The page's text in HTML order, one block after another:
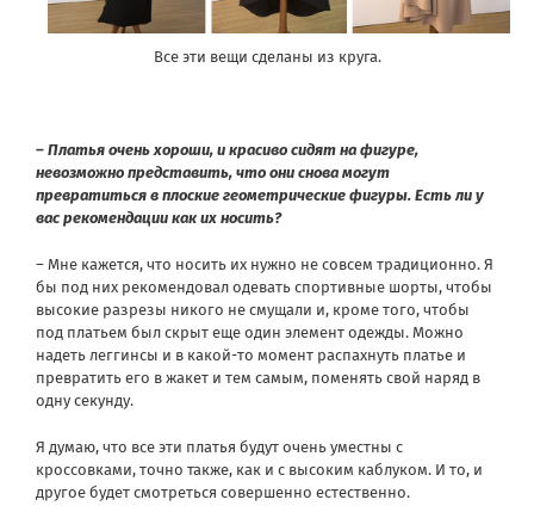
Все эти вещи сделаны из круга.
– Платья очень хороши, и красиво сидят на фигуре,
невозможно представить, что они снова могут
превратиться в плоские геометрические фигуры. Есть ли у
вас рекомендации как их носить?
– Мне кажется, что носить их нужно не совсем традиционно. Я
бы под них рекомендовал одевать спортивные шорты, чтобы
высокие разрезы никого не смущали и, кроме того, чтобы
под платьем был скрыт еще один элемент одежды. Можно
надеть леггинсы и в какой-то момент распахнуть платье и
превратить его в жакет и тем самым, поменять свой наряд в
одну секунду.
Я думаю, что все эти платья будут очень уместны с
кроссовками, точно также, как и с высоким каблуком. И то, и
другое будет смотреться совершенно естественно.